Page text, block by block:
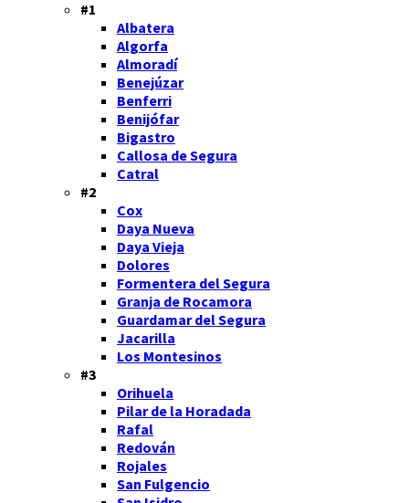
#1
Albatera
Algorfa
Almoradí
Benejúzar
Benferri
Benijófar
Bigastro
Callosa de Segura
Catral
#2
Cox
Daya Nueva
Daya Vieja
Dolores
Formentera del Segura
Granja de Rocamora
Guardamar del Segura
Jacarilla
Los Montesinos
#3
Orihuela
Pilar de la Horadada
Rafal
Redován
Rojales
San Fulgencio